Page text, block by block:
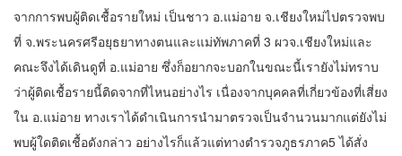
จากการพบผู้ติดเชื้อรายใหม่ เป็นชาว อ.แม่อาย จ.เชียงใหม่ไปตรวจพบ
ที่ จ.พระนครศรีอยุธยาทางตนและแม่ทัพภาคที่ 3 ผวจ.เชียงใหม่และ
คณะจึงได้เดินดูที่ อ.แม่อาย ซึ่งก็อยากจะบอกในขณะนี้เรายังไม่ทราบ
ว่าผู้ติดเชื้อรายนี้ติดจากที่ไหนอย่างไร เนื่องจากบุคคลที่เกี่ยวข้องที่เสี่ยง
ใน อ.แม่อาย ทางเราได้ดำเนินการนำมาตรวจเป็นจำนวนมากแต่ยังไม่
พบผู้ใดติดเชื้อดังกล่าว อย่างไรก็แล้วแต่ทางตำรวจภูธรภาค5 ได้สั่ง